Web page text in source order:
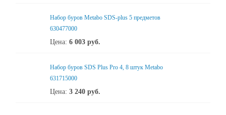
Набор буров Metabo SDS-plus 5 предметов
630477000
Цена: 6 003 руб.
Набор буров SDS Plus Pro 4, 8 штук Metabo
631715000
Цена: 3 240 руб.